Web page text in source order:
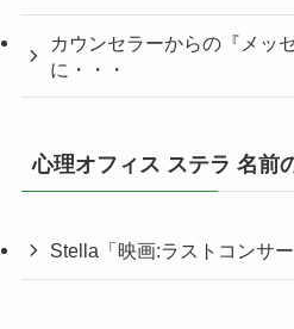
カウンセラーからの『メッ
に・・・
心理オフィス ステラ 名前
Stella「映画:ラストコンサー